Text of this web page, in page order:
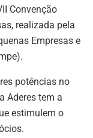
Convenção
realizada pela
Empresas e
potências no
Aderes tem a
estimulem o